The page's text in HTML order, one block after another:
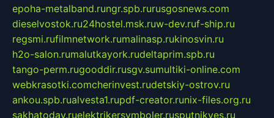
epoha-metalband.rungr.spb.rurusgosnews.com
dieselvostok.ru24hostel.msk.ruw-dev.ruf-ship.ru
regsmi.rufilmnetwork.rumalinasp.rukinosvin.ru
h2o-salon.rumalutkayork.rudeltaprim.spb.ru
tango-perm.rugooddir.rusgv.sumultiki-online.com
webkrasotki.comcherinvest.rudetskiy-ostrov.ru
ankou.spb.rualvesta1.rupdf-creator.runix-files.org.ru
sakhatoday.ruelektrikersymboler.rusputnikyes.ru